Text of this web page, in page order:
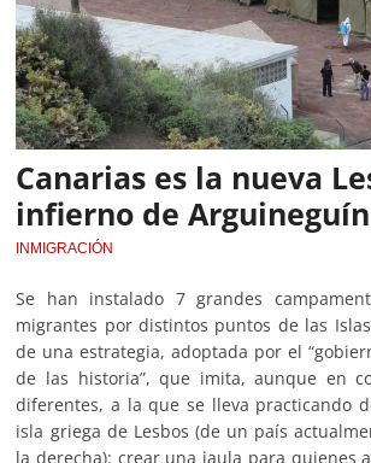
Canarias es la nueva
infierno de Arguineguín
INMIGRACIÓN
Se han instalado 7 grandes
migrantes por distintos puntos de las
de una estrategia, adoptada por el
de las historia”, que imita, aunque en
diferentes, a la que se lleva practicando
isla griega de Lesbos (de un país
la derecha): crear una jaula para quienes